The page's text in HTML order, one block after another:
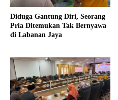
Diduga Gantung Diri, Seorang
Pria Ditemukan Tak Bernyawa
di Labanan Jaya